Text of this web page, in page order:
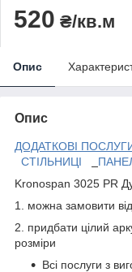
520 ₴/кв.м
Опис
Опис
ДОДАТКОВІ
СТІЛЬНИЦІ
Kronospan 3025 PR
1. можна замовити від
2. придбати цілий
розміри
Всі послуги з